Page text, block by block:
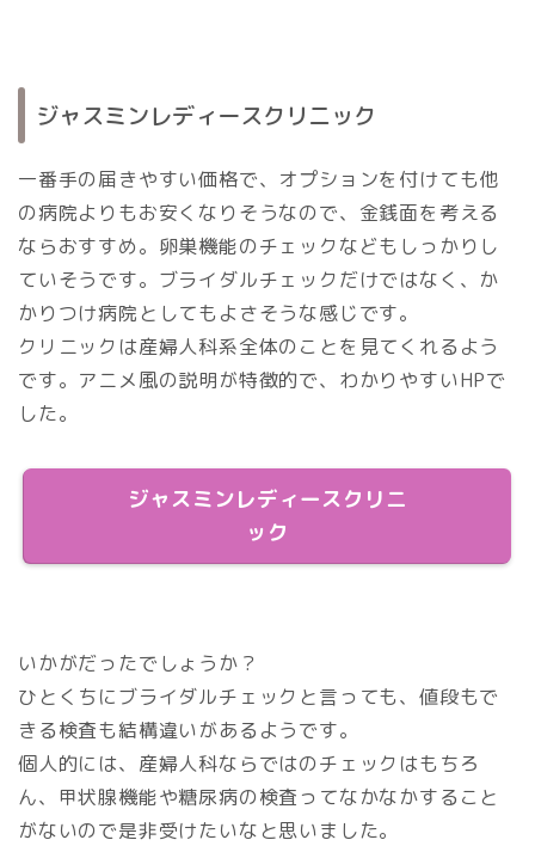
ジャスミンレディースクリニック
一番手の届きやすい価格で、オプションを付けても他
の病院よりもお安くなりそうなので、金銭面を考える
ならおすすめ。卵巣機能のチェックなどもしっかりし
ていそうです。ブライダルチェックだけではなく、か
かりつけ病院としてもよさそうな感じです。
クリニックは産婦人科系全体のことを見てくれるよう
です。アニメ風の説明が特徴的で、わかりやすいHPで
した。
ジャスミンレディースクリニ
ック
いかがだったでしょうか？
ひとくちにブライダルチェックと言っても、値段もで
きる検査も結構違いがあるようです。
個人的には、産婦人科ならではのチェックはもちろ
ん、甲状腺機能や糖尿病の検査ってなかなかすること
がないので是非受けたいなと思いました。